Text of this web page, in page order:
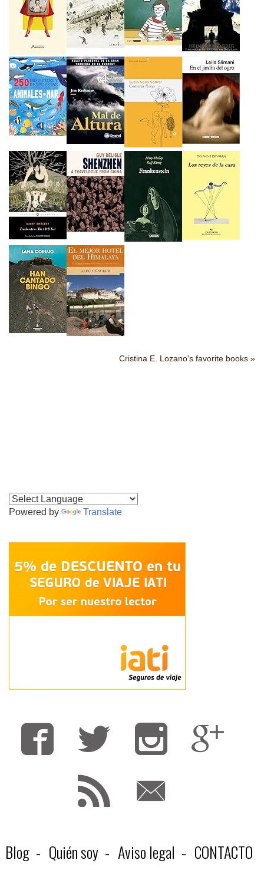
Cristina E. Lozano's favorite books »
Powered by Translate
Blog Quién soy Aviso legal CONTACTO